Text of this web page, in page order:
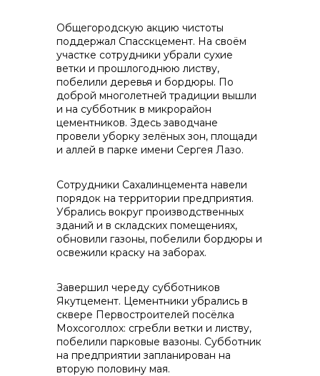
info@vostokcement.ru
Общегородскую акцию чистоты
поддержал Спасскцемент. На своём
участке сотрудники убрали сухие
ветки и прошлогоднюю листву,
побелили деревья и бордюры. По
доброй многолетней традиции вышли
и на субботник в микрорайон
цементников. Здесь заводчане
провели уборку зелёных зон, площади
и аллей в парке имени Сергея Лазо.
Сотрудники Сахалинцемента навели
порядок на территории предприятия.
Убрались вокруг производственных
зданий и в складских помещениях,
обновили газоны, побелили бордюры и
освежили краску на заборах.
Завершил череду субботников
Якутцемент. Цементники убрались в
сквере Первостроителей посёлка
Мохсоголлох: сгребли ветки и листву,
побелили парковые вазоны. Субботник
на предприятии запланирован на
вторую половину мая.